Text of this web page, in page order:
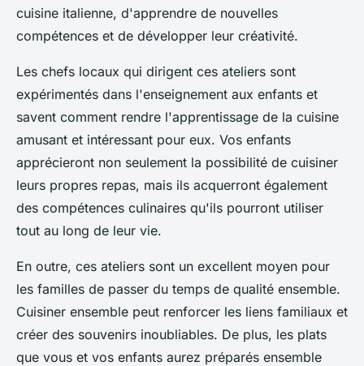
cuisine italienne, d'apprendre de nouvelles
compétences et de développer leur créativité.
Les chefs locaux qui dirigent ces ateliers sont
expérimentés dans l'enseignement aux enfants et
savent comment rendre l'apprentissage de la cuisine
amusant et intéressant pour eux. Vos enfants
apprécieront non seulement la possibilité de cuisiner
leurs propres repas, mais ils acquerront également
des compétences culinaires qu'ils pourront utiliser
tout au long de leur vie.
En outre, ces ateliers sont un excellent moyen pour
les familles de passer du temps de qualité ensemble.
Cuisiner ensemble peut renforcer les liens familiaux et
créer des souvenirs inoubliables. De plus, les plats
que vous et vos enfants aurez préparés ensemble